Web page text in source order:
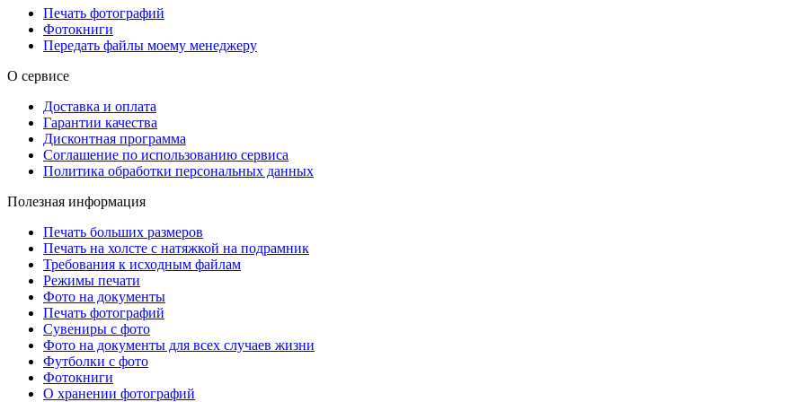
Печать фотографий
Фотокниги
Передать файлы моему менеджеру
О сервисе
Доставка и оплата
Гарантии качества
Дисконтная программа
Соглашение по использованию сервиса
Политика обработки персональных данных
Полезная информация
Печать больших размеров
Печать на холсте c натяжкой на подрамник
Требования к исходным файлам
Режимы печати
Фото на документы
Печать фотографий
Сувениры с фото
Фото на документы для всех случаев жизни
Футболки с фото
Фотокниги
О хранении фотографий